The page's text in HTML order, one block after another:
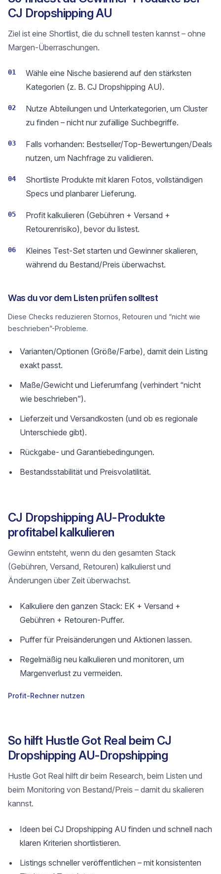
CJ Dropshipping AU
Ziel ist eine Shortlist, die du schnell testen kannst – ohne
Margen-Überraschungen.
01
Wähle eine Nische basierend auf den stärksten
Kategorien (z. B. CJ Dropshipping AU).
02
Nutze Abteilungen und Unterkategorien, um Cluster
zu finden – nicht nur zufällige Suchbegriffe.
03
Falls vorhanden: Bestseller/Top-Bewertungen/Deals
nutzen, um Nachfrage zu validieren.
04
Shortliste Produkte mit klaren Fotos, vollständigen
Specs und planbarer Lieferung.
05
Profit kalkulieren (Gebühren + Versand +
Retourenrisiko), bevor du listest.
06
Kleines Test-Set starten und Gewinner skalieren,
während du Bestand/Preis überwachst.
Was du vor dem Listen prüfen solltest
Diese Checks reduzieren Stornos, Retouren und “nicht wie
beschrieben”-Probleme.
Varianten/Optionen (Größe/Farbe), damit dein Listing
exakt passt.
Maße/Gewicht und Lieferumfang (verhindert “nicht
wie beschrieben”).
Lieferzeit und Versandkosten (und ob es regionale
Unterschiede gibt).
Rückgabe- und Garantiebedingungen.
Bestandsstabilität und Preisvolatilität.
CJ Dropshipping AU-Produkte
profitabel kalkulieren
Gewinn entsteht, wenn du den gesamten Stack
(Gebühren, Versand, Retouren) kalkulierst und
Änderungen über Zeit überwachst.
Kalkuliere den ganzen Stack: EK + Versand +
Gebühren + Retouren-Puffer.
Puffer für Preisänderungen und Aktionen lassen.
Regelmäßig neu kalkulieren und monitoren, um
Margenverlust zu vermeiden.
Profit-Rechner nutzen
So hilft Hustle Got Real beim CJ
Dropshipping AU-Dropshipping
Hustle Got Real hilft dir beim Research, beim Listen und
beim Monitoring von Bestand/Preis – damit du skalieren
kannst.
Ideen bei CJ Dropshipping AU finden und schnell nach
klaren Kriterien shortlistieren.
Listings schneller veröffentlichen – mit konsistenten